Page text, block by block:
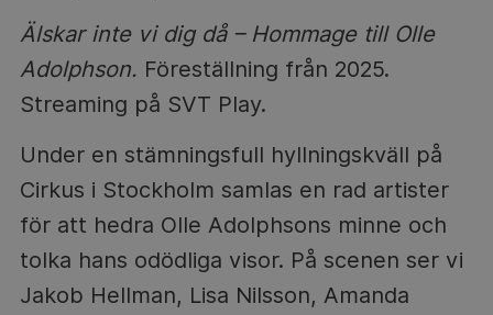
Älskar inte vi dig då – Hommage till Olle
Adolphson. Föreställning från 2025.
Streaming på SVT Play.
Under en stämningsfull hyllningskväll på
Cirkus i Stockholm samlas en rad artister
för att hedra Olle Adolphsons minne och
tolka hans odödliga visor. På scenen ser vi
Jakob Hellman, Lisa Nilsson, Amanda